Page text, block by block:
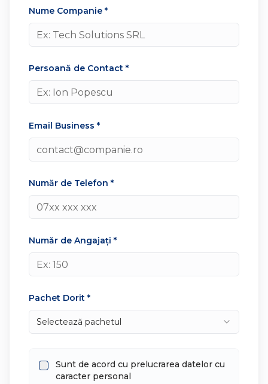
Nume Companie *
Persoană de Contact *
Email Business *
Număr de Telefon *
Număr de Angajați *
Pachet Dorit *
Selectează pachetul
Sunt de acord cu prelucrarea datelor cu
caracter personal